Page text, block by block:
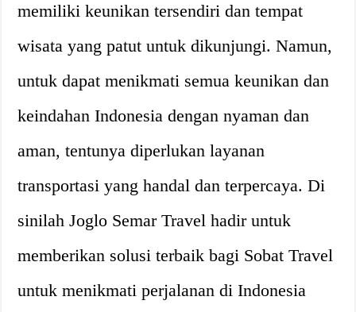
memiliki keunikan tersendiri dan tempat
wisata yang patut untuk dikunjungi. Namun,
untuk dapat menikmati semua keunikan dan
keindahan Indonesia dengan nyaman dan
aman, tentunya diperlukan layanan
transportasi yang handal dan terpercaya. Di
sinilah Joglo Semar Travel hadir untuk
memberikan solusi terbaik bagi Sobat Travel
untuk menikmati perjalanan di Indonesia